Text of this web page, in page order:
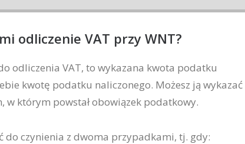
odliczenie VAT przy WNT?
odliczenia VAT, to wykazana kwota podatku
kwotę podatku naliczonego. Możesz ją wykazać
w którym powstał obowiązek podatkowy.
do czynienia z dwoma przypadkami, tj. gdy: